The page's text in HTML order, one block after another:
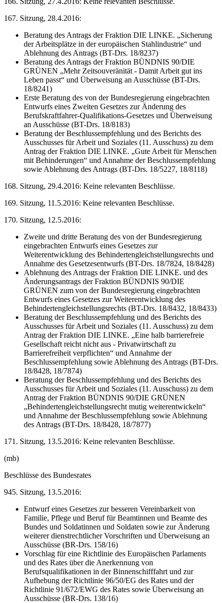
167. Sitzung, 28.4.2016:
Beratung des Antrags der Fraktion DIE LINKE. „Sicherung
der Arbeitsplätze in der europäischen Stahlindustrie“ und
Ablehnung des Antrags (BT-Drs. 18/8237)
Beratung des Antrags der Fraktion BÜNDNIS 90/DIE
GRÜNEN „Mehr Zeitsouveränität - Damit Arbeit gut ins
Leben passt“ und Überweisung an Ausschüsse (BT-Drs.
18/8241)
Erste Beratung des von der Bundesregierung eingebrachten
Entwurfs eines Zweiten Gesetzes zur Änderung des
Berufskraftfahrer-Qualifikations-Gesetzes und Überweisung
an Ausschüsse (BT-Drs. 18/8183)
Beratung der Beschlussempfehlung und des Berichts des
Ausschusses für Arbeit und Soziales (11. Ausschuss) zu dem
Antrag der Fraktion DIE LINKE. „Gute Arbeit für Menschen
mit Behinderungen“ und Annahme der Beschlussempfehlung
sowie Ablehnung des Antrags (BT-Drs. 18/5227, 18/8118)
168. Sitzung, 29.4.2016: Keine relevanten Beschlüsse.
169. Sitzung, 11.5.2016: Keine relevanten Beschlüsse.
170. Sitzung, 12.5.2016:
Zweite und dritte Beratung des von der Bundesregierung
eingebrachten Entwurfs eines Gesetzes zur
Weiterentwicklung des Behindertengleichstellungsrechts und
Annahme des Gesetzesentwurfs (BT-Drs. 18/7824, 18/8428)
Ablehnung des Antrags der Fraktion DIE LINKE. und des
Änderungsantrags der Fraktion BÜNDNIS 90/DIE
GRÜNEN zum von der Bundesregierung eingebrachten
Entwurfs eines Gesetzes zur Weiterentwicklung des
Behindertengleichstellungsrechts (BT-Drs. 18/8432, 18/8433)
Beratung der Beschlussempfehlung und des Berichts des
Ausschusses für Arbeit und Soziales (11. Ausschuss) zu dem
Antrag der Fraktion DIE LINKE. „Eine halb barrierefreie
Gesellschaft reicht nicht aus - Privatwirtschaft zu
Barrierefreiheit verpflichten“ und Annahme der
Beschlussempfehlung sowie Ablehnung des Antrags (BT-Drs.
18/8428, 18/7874)
Beratung der Beschlussempfehlung und des Berichts des
Ausschusses für Arbeit und Soziales (11. Ausschuss) zu dem
Antrag der Fraktion BÜNDNIS 90/DIE GRÜNEN
„Behindertengleichstellungsrecht mutig weiterentwickeln“
und Annahme der Beschlussempfehlung sowie Ablehnung
des Antrags (BT-Drs. 18/8428, 18/7877)
171. Sitzung, 13.5.2016: Keine relevanten Beschlüsse.
(mb)
Beschlüsse des Bundesrates
945. Sitzung, 13.5.2016:
Entwurf eines Gesetzes zur besseren Vereinbarkeit von
Familie, Pflege und Beruf für Beamtinnen und Beamte des
Bundes und Soldatinnen und Soldaten sowie zur Änderung
weiterer dienstrechtlicher Vorschriften und Überweisung an
Ausschüsse (BR-Drs. 158/16)
Vorschlag für eine Richtlinie des Europäischen Parlaments
und des Rates über die Anerkennung von
Berufsqualifikationen in der Binnenschifffahrt und zur
Aufhebung der Richtlinie 96/50/EG des Rates und der
Richtlinie 91/672/EWG des Rates sowie Überweisung an
Ausschüsse (BR-Drs. 138/16)